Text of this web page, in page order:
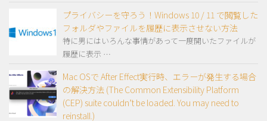
プライバシーを守ろう！Windows 10 / 11 で閲覧した
フォルダやファイルを履歴に表示させない方法
特に男にはいろんな事情があって一度開いたファイルが
履歴に表示 …
Mac OSで After Effect実行時、エラーが発生する場合
の解決方法 (The Common Extensibility Platform
(CEP) suite couldn’t be loaded. You may need to
reinstall.)